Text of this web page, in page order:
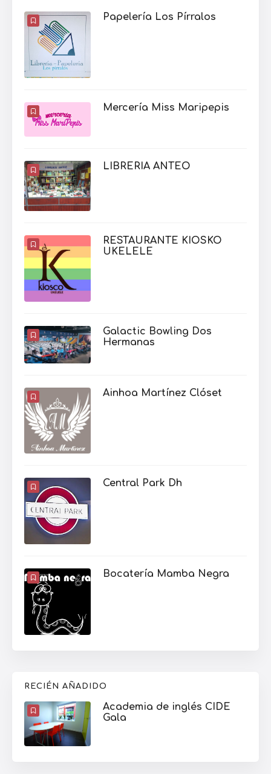
Papelería Los Pírralos
Mercería Miss Maripepis
LIBRERIA ANTEO
RESTAURANTE KIOSKO
UKELELE
Galactic Bowling Dos
Hermanas
Ainhoa Martínez Clóset
Central Park Dh
Bocatería Mamba Negra
RECIÉN AÑADIDO
Academia de inglés CIDE
Gala